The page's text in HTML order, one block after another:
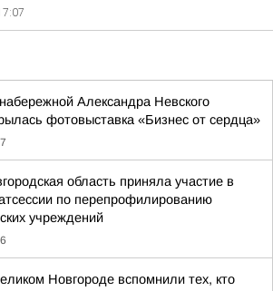
Александра Невского
фотовыставка «Бизнес от сердца»
область приняла участие в
по перепрофилированию
учреждений
Новгороде вспомнили тех, кто